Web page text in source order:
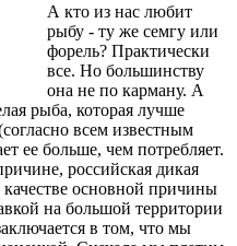
А кто из нас любит
рыбу - ту же семгу или
форель? Практически
все. Но большинству
она не по карману. А
рыба, которая лучше
всем известным
ее больше, чем потребляет.
российская дикая
основной причины
на большой территории
в том, что мы